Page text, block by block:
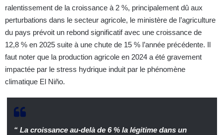
ralentissement de la croissance à 2 %, principalement dû aux
perturbations dans le secteur agricole, le ministère de l’agriculture
du pays prévoit un rebond significatif avec une croissance de
12,8 % en 2025 suite à une chute de 15 % l’année précédente. Il
faut noter que la production agricole en 2024 a été gravement
impactée par le stress hydrique induit par le phénomène
climatique El Niño.
“ La croissance au-delà de 6 % la légitime dans un